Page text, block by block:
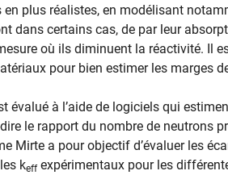
plus réalistes, en modélisant
dans certains cas, de par leur
où ils diminuent la réactivité. Il
pour bien estimer les marges
évalué à l’aide de logiciels qui
dire le rapport du nombre de neutrons
Mirte a pour objectif d’évaluer les
keffexpérimentaux pour les